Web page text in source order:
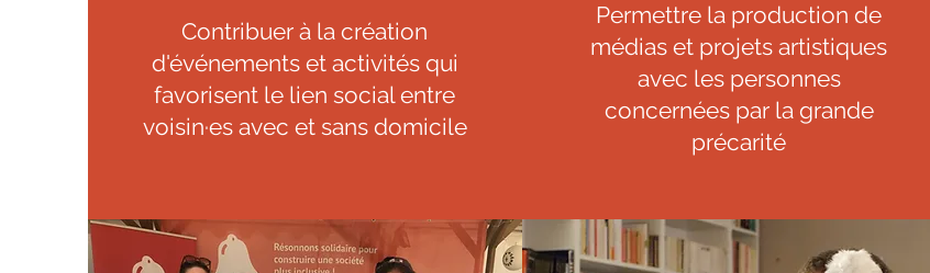
Contribuer à la création
d'événements et activités qui
favorisent le lien social entre
voisin·es avec et sans domicile
Permettre la production de
médias et projets artistiques
avec les personnes
concernées par la grande
précarité